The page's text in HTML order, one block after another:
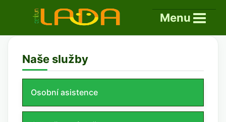
Menu
Naše služby
Osobní asistence